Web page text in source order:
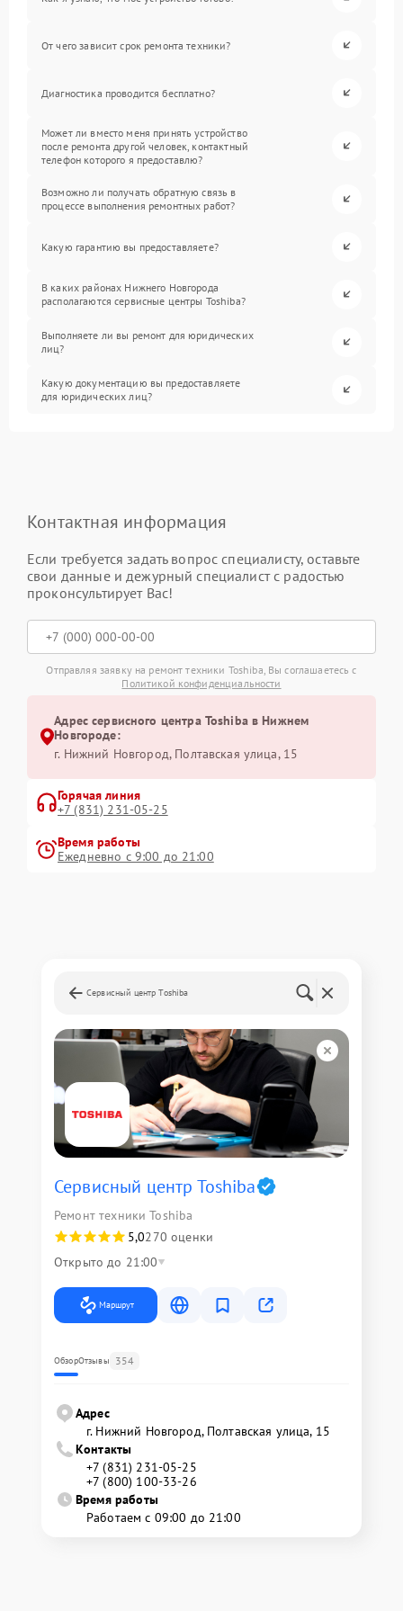
От чего зависит срок ремонта техники?
Диагностика проводится бесплатно?
Может ли вместо меня принять устройство
после ремонта другой человек, контактный
телефон которого я предоставлю?
Возможно ли получать обратную связь в
процессе выполнения ремонтных работ?
Какую гарантию вы предоставляете?
В каких районах Нижнего Новгорода
располагаются сервисные центры Toshiba?
Выполняете ли вы ремонт для юридических
лиц?
Какую документацию вы предоставляете
для юридических лиц?
Контактная информация
Если требуется задать вопрос специалисту, оставьте
свои данные и дежурный специалист с радостью
проконсультирует Вас!
Отправляя заявку на ремонт техники Toshiba, Вы соглашаетесь с
Политикой конфиденциальности
Адрес сервисного центра Toshiba в Нижнем
Новгороде:
г. Нижний Новгород, Полтавская улица, 15
Горячая линия
+7 (831) 231-05-25
Время работы
Ежедневно с 9:00 до 21:00
Сервисный центр Toshiba
Сервисный центр Toshiba
Ремонт техники Toshiba
5,0270 оценки
Открыто до 21:00
Маршрут
ОбзорОтзывы 354
Адрес
г. Нижний Новгород, Полтавская улица, 15
Контакты
+7 (831) 231-05-25
+7 (800) 100-33-26
Время работы
Работаем с 09:00 до 21:00